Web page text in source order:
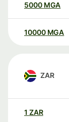
5000 MGA
10000 MGA
ZAR
1 ZAR